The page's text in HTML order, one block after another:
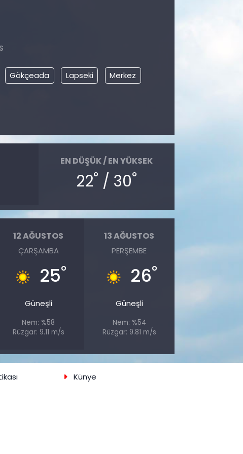
Gökçeada Lapseki
Merkez
EN DÜŞÜK / EN YÜKSEK
22° / 30°
12 AĞUSTOS
ÇARŞAMBA
25°
Güneşli
Nem: %58
Rüzgar: 9.11 m/s
13 AĞUSTOS
PERŞEMBE
26°
Güneşli
Nem: %54
Rüzgar: 9.81 m/s
Künye